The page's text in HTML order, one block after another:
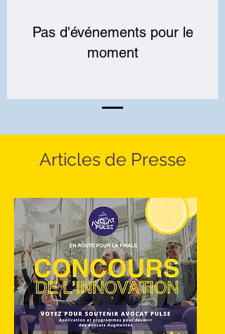
Pas d'événements pour le
moment
Articles de Presse